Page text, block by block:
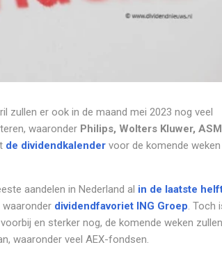
zullen er ook in de maand mei 2023 nog veel
waaronder Philips, Wolters Kluwer,
de dividendkalendervoor de komende weken
aandelen in Nederland al in de laatste
waaronder dividendfavoriet ING Groep. Toch
en sterker nog, de komende weken zullen
waaronder veel AEX-fondsen.